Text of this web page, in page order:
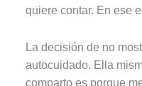
quiere contar. En ese
La decisión de no
autocuidado. Ella
comparto es porque